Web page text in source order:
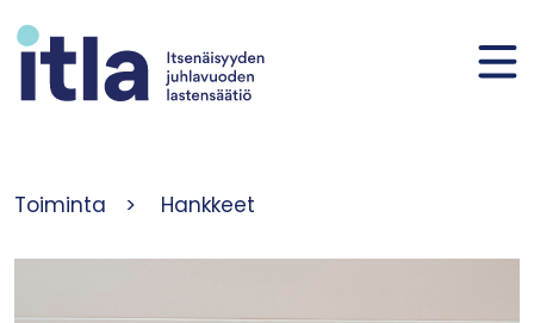
Toiminta > Hankkeet